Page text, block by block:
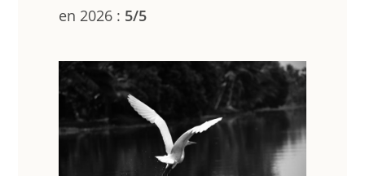
en 2026 : 5/5